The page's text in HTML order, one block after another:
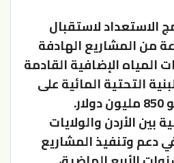
الاستعداد لاستقبال
من المشاريع الهادفة
الإضافية القادمة
رئيسياً للبنية التحتية المائية على
بين الأردن والولايات
دعم وتنفيذ المشاريع